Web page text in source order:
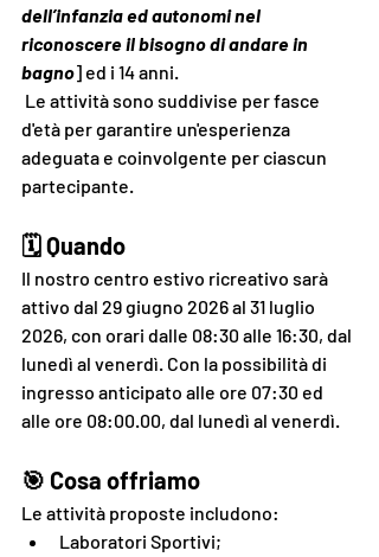
dell’infanzia ed autonomi nel
riconoscere il bisogno di andare in
bagno] ed i 14 anni.
Le attività sono suddivise per fasce
d'età per garantire un'esperienza
adeguata e coinvolgente per ciascun
partecipante.
🗓️ Quando
Il nostro centro estivo ricreativo sarà
attivo dal 29 giugno 2026 al 31 luglio
2026, con orari dalle 08:30 alle 16:30, dal
lunedì al venerdì. Con la possibilità di
ingresso anticipato alle ore 07:30 ed
alle ore 08:00.00, dal lunedì al venerdì.
🎯 Cosa offriamo
Le attività proposte includono:
Laboratori Sportivi;